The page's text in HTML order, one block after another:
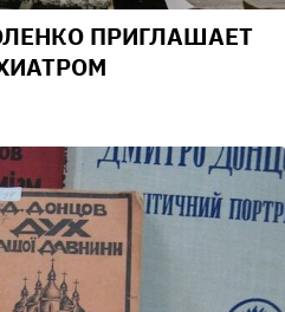
ПРИГЛАШАЕТ